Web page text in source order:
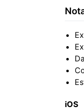
iOS